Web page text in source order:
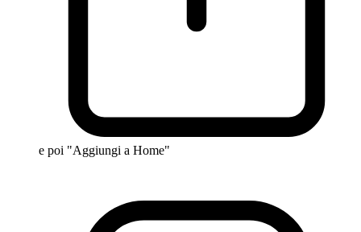
e poi "Aggiungi a Home"